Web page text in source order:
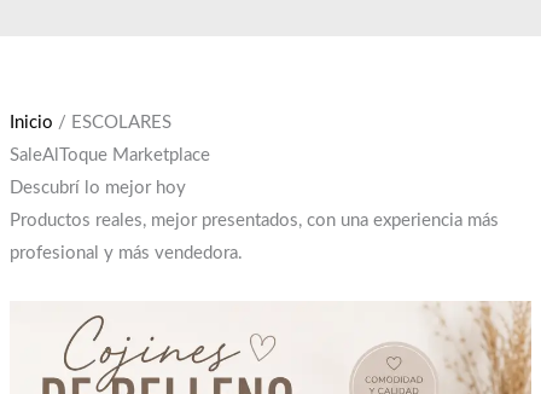
Inicio / ESCOLARES
SaleAlToque Marketplace
Descubrí lo mejor hoy
Productos reales, mejor presentados, con una experiencia más
profesional y más vendedora.
era:
$12,000.
es:
$10,000.